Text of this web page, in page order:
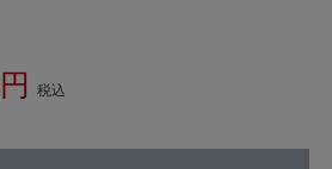
税込